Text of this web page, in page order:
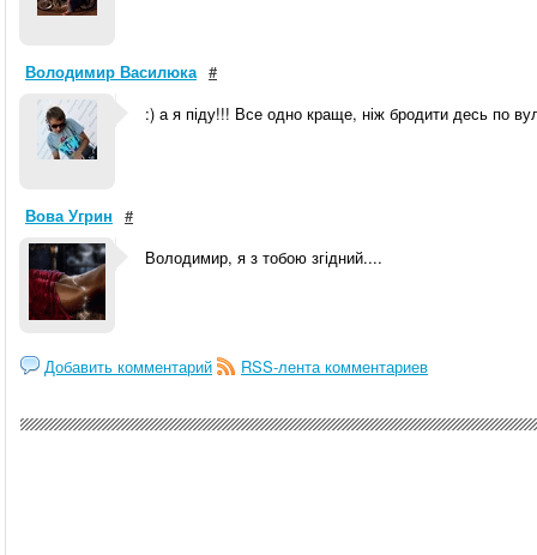
Володимир Василюка #
:) а я піду!!! Все одно краще, ніж бродити десь по
Вова Угрин #
Володимир, я з тобою згідний....
Добавить комментарий RSS-лента комментариев